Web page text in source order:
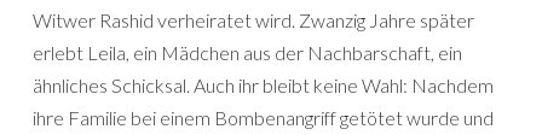
Witwer Rashid verheiratet wird. Zwanzig Jahre später
erlebt Leila, ein Mädchen aus der Nachbarschaft, ein
ähnliches Schicksal. Auch ihr bleibt keine Wahl: Nachdem
ihre Familie bei einem Bombenangriff getötet wurde und